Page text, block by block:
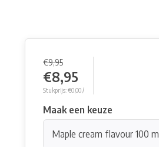
€9,95
€8,95
Stukprijs: €0,00 /
Maak een keuze
Maple cream flavour 100 ml